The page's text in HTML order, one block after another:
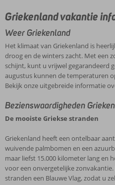
Griekenland vakantie
Weer Griekenland
Het klimaat van Griekenland is
droog en de winters zacht. Met een
schijnt, kunt u vrijwel gegarandeerd
augustus kunnen de temperaturen
Bekijk onze uitgebreide informatie
Bezienswaardigheden
De mooiste Griekse stranden
Griekenland heeft een ontelbaar
wuivende palmbomen en een
maar liefst 15.000 kilometer lang en
voor een onvergetelijke
stranden een Blauwe Vlag, zodat u